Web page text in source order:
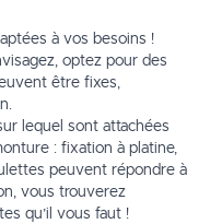
à vos besoins !
optez pour des
être fixes,
lequel sont attachées
: fixation à platine,
peuvent répondre à
vous trouverez
qu’il vous faut !